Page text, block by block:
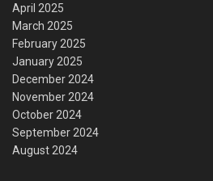
April 2025
March 2025
February 2025
January 2025
December 2024
November 2024
October 2024
September 2024
August 2024